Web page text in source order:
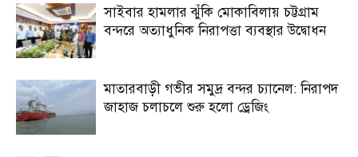
সাইবার হামলার ঝুঁকি মোকাবিলায় চট্টগ্রাম
বন্দরে অত্যাধুনিক নিরাপত্তা ব্যবস্থার উদ্বোধন
মাতারবাড়ী গভীর সমুদ্র বন্দর চ্যানেল: নিরাপদ
জাহাজ চলাচলে শুরু হলো ড্রেজিং